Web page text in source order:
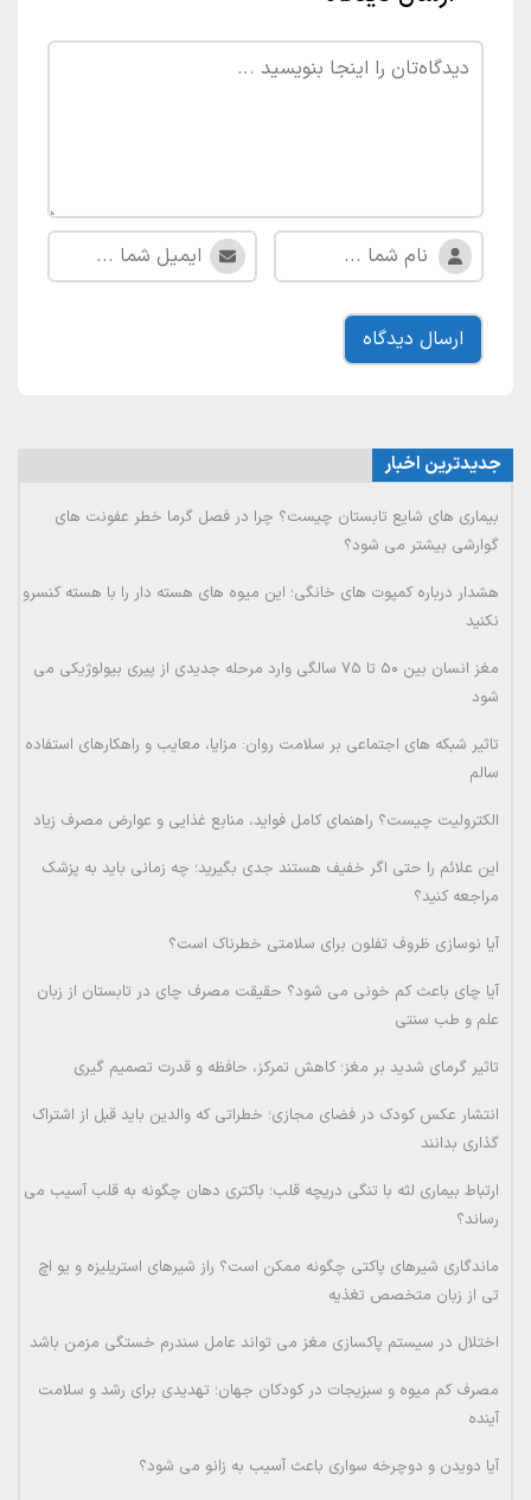
جدیدترین اخبار
بیماری های شایع تابستان چیست؟ چرا در فصل گرما خطر عفونت های
گوارشی بیشتر می شود؟
هشدار درباره کمپوت های خانگی؛ این میوه های هسته دار را با هسته کنسرو
نکنید
مغز انسان بین ۵۰ تا ۷۵ سالگی وارد مرحله جدیدی از پیری بیولوژیکی می
شود
تاثیر شبکه های اجتماعی بر سلامت روان: مزایا، معایب و راهکارهای استفاده
سالم
الکترولیت چیست؟ راهنمای کامل فواید، منابع غذایی و عوارض مصرف زیاد
این علائم را حتی اگر خفیف هستند جدی بگیرید؛ چه زمانی باید به پزشک
مراجعه کنید؟
آیا نوسازی ظروف تفلون برای سلامتی خطرناک است؟
آیا چای باعث کم خونی می شود؟ حقیقت مصرف چای در تابستان از زبان
علم و طب سنتی
تاثیر گرمای شدید بر مغز؛ کاهش تمرکز، حافظه و قدرت تصمیم گیری
انتشار عکس کودک در فضای مجازی؛ خطراتی که والدین باید قبل از اشتراک
گذاری بدانند
ارتباط بیماری لثه با تنگی دریچه قلب؛ باکتری دهان چگونه به قلب آسیب می
رساند؟
ماندگاری شیرهای پاکتی چگونه ممکن است؟ راز شیرهای استریلیزه و یو اچ
تی از زبان متخصص تغذیه
اختلال در سیستم پاکسازی مغز می تواند عامل سندرم خستگی مزمن باشد
مصرف کم میوه و سبزیجات در کودکان جهان؛ تهدیدی برای رشد و سلامت
آینده
آیا دویدن و دوچرخه سواری باعث آسیب به زانو می شود؟